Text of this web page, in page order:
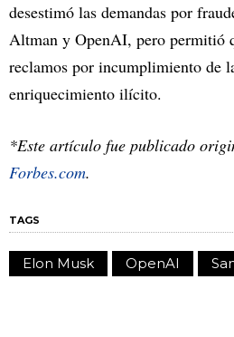
desestimó las demandas por
Altman y OpenAI, pero permitió
reclamos por incumplimiento de
enriquecimiento ilícito.
*Este artículo fue publicado
Forbes.com.
TAGS
Elon Musk OpenAI